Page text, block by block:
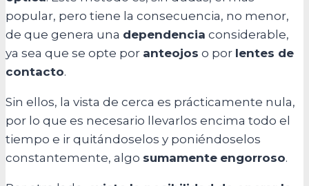
popular, pero tiene la consecuencia, no menor,
de que genera una dependencia considerable,
ya sea que se opte por anteojos o por lentes de
contacto.
Sin ellos, la vista de cerca es prácticamente nula,
por lo que es necesario llevarlos encima todo el
tiempo e ir quitándoselos y poniéndoselos
constantemente, algo sumamente engorroso.